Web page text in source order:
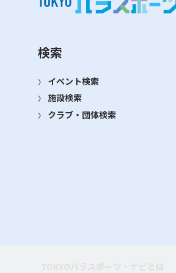
検索
イベント検索
施設検索
クラブ・団体検索